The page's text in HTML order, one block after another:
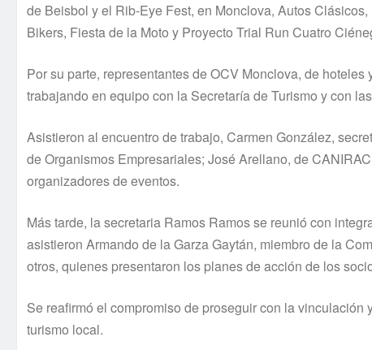
de Beisbol y el Rib-Eye Fest, en Monclova, Autos
Bikers, Fiesta de la Moto y Proyecto Trial Run Cuatro
Por su parte, representantes de OCV Monclova, de
trabajando en equipo con la Secretaría de Turismo y con
Asistieron al encuentro de trabajo, Carmen González,
de Organismos Empresariales; José Arellano, de
organizadores de eventos.
Más tarde, la secretaria Ramos Ramos se reunió con
asistieron Armando de la Garza Gaytán, miembro de la
otros, quienes presentaron los planes de acción de los
Se reafirmó el compromiso de proseguir con la
turismo local.